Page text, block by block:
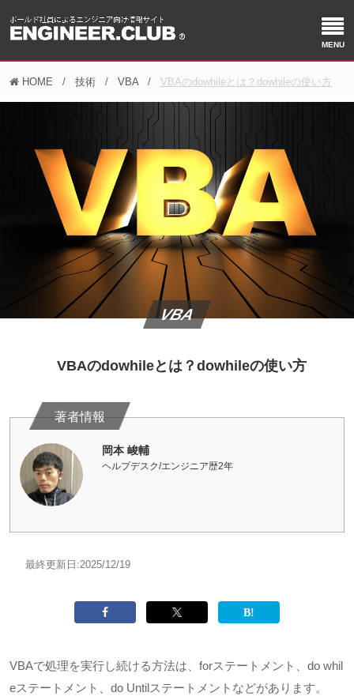
HOME 技術 VBA VBAのdowhileとは？dowhileの使い方
VBA
VBAのdowhileとは？dowhileの使い方
岡本 峻輔
ヘルプデスク/エンジニア歴2年
最終更新日:2025/12/19
VBAで処理を実行し続ける方法は、 forステートメント、 do whil
eステートメント、 do Untilステートメントなどがあります。